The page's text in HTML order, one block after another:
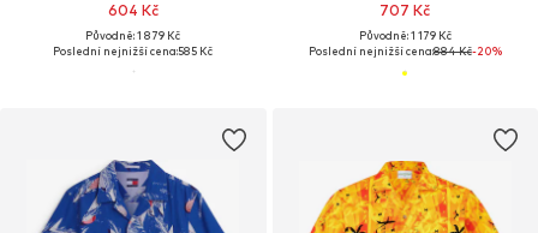
604 Kč
Původně: 1 879 Kč
Poslední nejnižší cena:585 Kč
707 Kč
Původně: 1 179 Kč
Poslední nejnižší cena:884 Kč-20%